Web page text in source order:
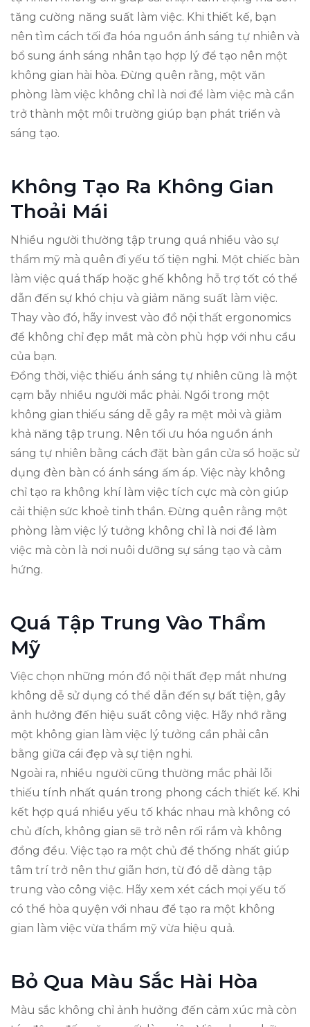
tăng cường năng suất làm việc. Khi thiết kế, bạn
nên tìm cách tối đa hóa nguồn ánh sáng tự nhiên và
bổ sung ánh sáng nhân tạo hợp lý để tạo nên một
không gian hài hòa. Đừng quên rằng, một văn
phòng làm việc không chỉ là nơi để làm việc mà cần
trở thành một môi trường giúp bạn phát triển và
sáng tạo.
Không Tạo Ra Không Gian
Thoải Mái
Nhiều người thường tập trung quá nhiều vào sự
thẩm mỹ mà quên đi yếu tố tiện nghi. Một chiếc bàn
làm việc quá thấp hoặc ghế không hỗ trợ tốt có thể
dẫn đến sự khó chịu và giảm năng suất làm việc.
Thay vào đó, hãy invest vào đồ nội thất ergonomics
để không chỉ đẹp mắt mà còn phù hợp với nhu cầu
của bạn.
Đồng thời, việc thiếu ánh sáng tự nhiên cũng là một
cạm bẫy nhiều người mắc phải. Ngồi trong một
không gian thiếu sáng dễ gây ra mệt mỏi và giảm
khả năng tập trung. Nên tối ưu hóa nguồn ánh
sáng tự nhiên bằng cách đặt bàn gần cửa sổ hoặc sử
dụng đèn bàn có ánh sáng ấm áp. Việc này không
chỉ tạo ra không khí làm việc tích cực mà còn giúp
cải thiện sức khoẻ tinh thần. Đừng quên rằng một
phòng làm việc lý tưởng không chỉ là nơi để làm
việc mà còn là nơi nuôi dưỡng sự sáng tạo và cảm
hứng.
Quá Tập Trung Vào Thẩm
Mỹ
Việc chọn những món đồ nội thất đẹp mắt nhưng
không dễ sử dụng có thể dẫn đến sự bất tiện, gây
ảnh hưởng đến hiệu suất công việc. Hãy nhớ rằng
một không gian làm việc lý tưởng cần phải cân
bằng giữa cái đẹp và sự tiện nghi.
Ngoài ra, nhiều người cũng thường mắc phải lỗi
thiếu tính nhất quán trong phong cách thiết kế. Khi
kết hợp quá nhiều yếu tố khác nhau mà không có
chủ đích, không gian sẽ trở nên rối rắm và không
đồng đều. Việc tạo ra một chủ đề thống nhất giúp
tâm trí trở nên thư giãn hơn, từ đó dễ dàng tập
trung vào công việc. Hãy xem xét cách mọi yếu tố
có thể hòa quyện với nhau để tạo ra một không
gian làm việc vừa thẩm mỹ vừa hiệu quả.
Bỏ Qua Màu Sắc Hài Hòa
Màu sắc không chỉ ảnh hưởng đến cảm xúc mà còn